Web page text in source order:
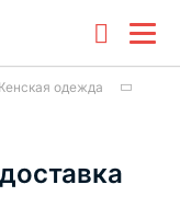
одежда